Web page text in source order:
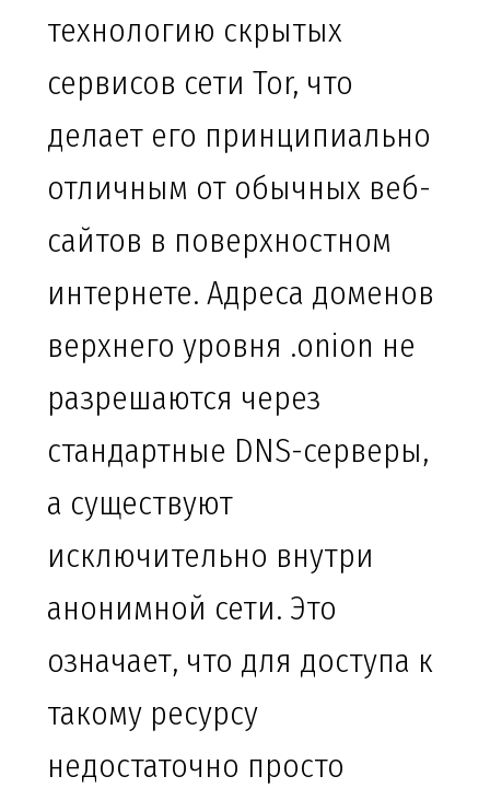
технологию скрытых
сервисов сети Tor, что
делает его принципиально
отличным от обычных веб-
сайтов в поверхностном
интернете. Адреса доменов
верхнего уровня .onion не
разрешаются через
стандартные DNS-серверы,
а существуют
исключительно внутри
анонимной сети. Это
означает, что для доступа к
такому ресурсу
недостаточно просто